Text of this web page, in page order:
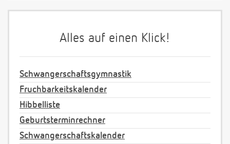
Alles auf einen Klick!
Schwangerschaftsgymnastik
Fruchbarkeitskalender
Hibbelliste
Geburtsterminrechner
Schwangerschaftskalender